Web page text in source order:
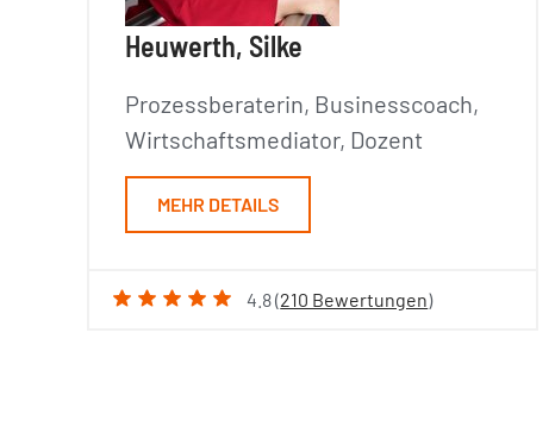
Heuwerth, Silke
Prozessberaterin, Businesscoach,
Wirtschaftsmediator, Dozent
MEHR DETAILS
4.8 (210 Bewertungen)